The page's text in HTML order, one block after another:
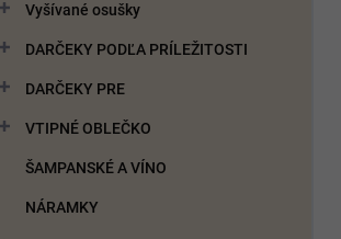
Vyšívané osušky
DARČEKY PODĽA PRÍLEŽITOSTI
DARČEKY PRE
VTIPNÉ OBLEČKO
ŠAMPANSKÉ A VÍNO
NÁRAMKY